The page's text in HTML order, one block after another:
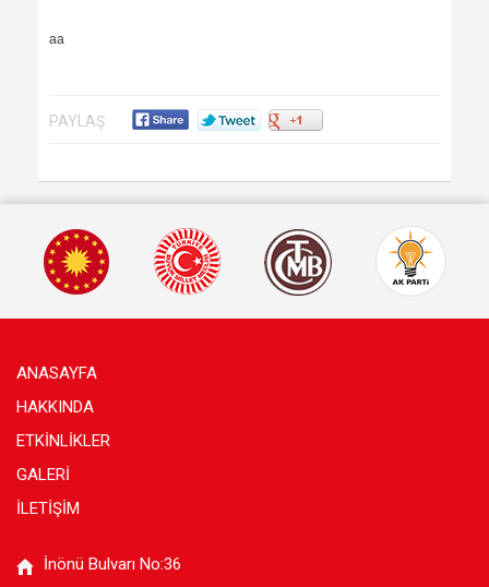
aa
PAYLAŞ
ANASAYFA
HAKKINDA
ETKİNLİKLER
GALERİ
İLETİŞİM
İnönü Bulvarı No:36